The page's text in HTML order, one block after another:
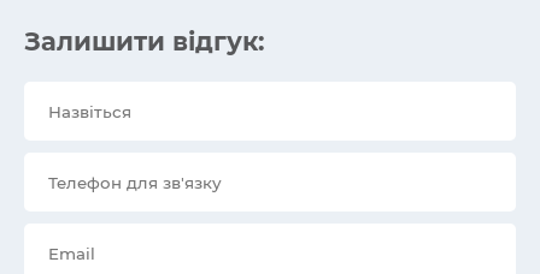
Залишити відгук: